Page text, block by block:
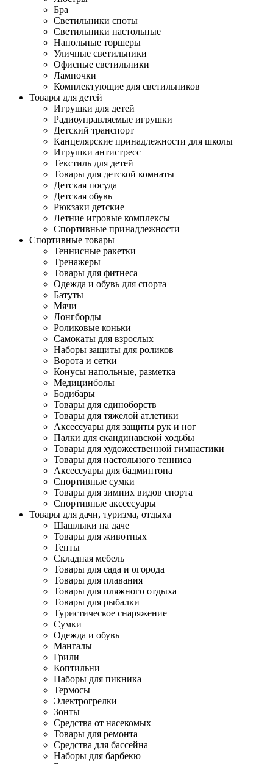
Бра
Светильники споты
Светильники настольные
Напольные торшеры
Уличные светильники
Офисные светильники
Лампочки
Комплектующие для светильников
Товары для детей
Игрушки для детей
Радиоуправляемые игрушки
Детский транспорт
Канцелярские принадлежности для школы
Игрушки антистресс
Текстиль для детей
Товары для детской комнаты
Детская посуда
Детская обувь
Рюкзаки детские
Летние игровые комплексы
Спортивные принадлежности
Спортивные товары
Теннисные ракетки
Тренажеры
Товары для фитнеса
Одежда и обувь для спорта
Батуты
Мячи
Лонгборды
Роликовые коньки
Самокаты для взрослых
Наборы защиты для роликов
Ворота и сетки
Конусы напольные, разметка
Медицинболы
Бодибары
Товары для единоборств
Товары для тяжелой атлетики
Аксессуары для защиты рук и ног
Палки для скандинавской ходьбы
Товары для художественной гимнастики
Товары для настольного тенниса
Аксессуары для бадминтона
Спортивные сумки
Товары для зимних видов спорта
Спортивные аксессуары
Товары для дачи, туризма, отдыха
Шашлыки на даче
Товары для животных
Тенты
Складная мебель
Товары для сада и огорода
Товары для плавания
Товары для пляжного отдыха
Товары для рыбалки
Туристическое снаряжение
Сумки
Одежда и обувь
Мангалы
Грили
Коптильни
Наборы для пикника
Термосы
Электрогрелки
Зонты
Средства от насекомых
Товары для ремонта
Средства для бассейна
Наборы для барбекю